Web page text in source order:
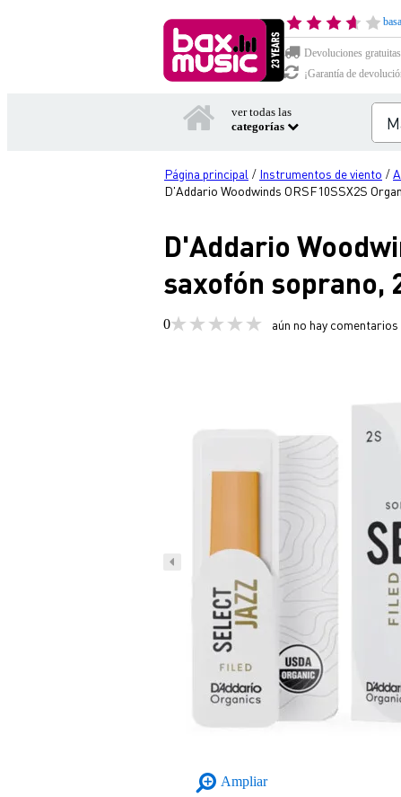
Devoluciones gratuitas
¡Garantía de
ver todas las
categorías
Página principal / Instrumentos de viento /
D'Addario Woodwinds ORSF10SSX2S
D'Addario
saxofón soprano,
0 aún no hay comentarios
Ampliar